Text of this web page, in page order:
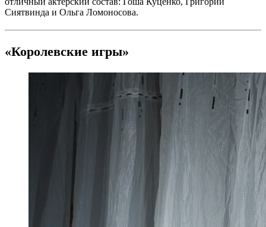
Сиятвинда и Ольга Ломоносова.
«Королевские игры»